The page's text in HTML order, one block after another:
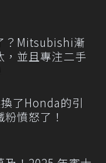
？Mitsubishi漸
，並且專注二手
了Honda的引
憤怒了！